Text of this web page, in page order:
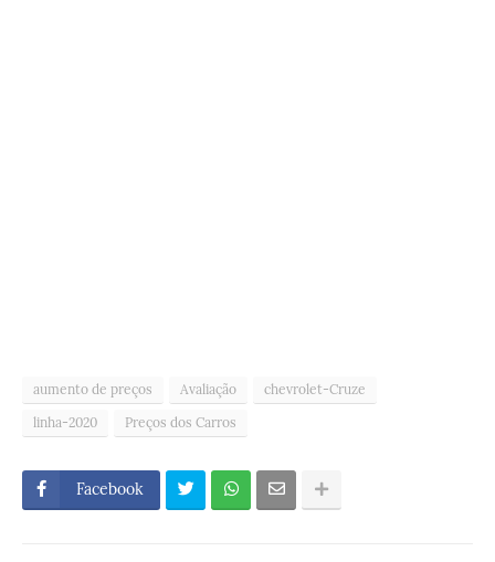
aumento de preços Avaliação
chevrolet-Cruze
linha-2020
Preços dos Carros
Facebook